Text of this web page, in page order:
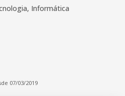
Informática
07/03/2019